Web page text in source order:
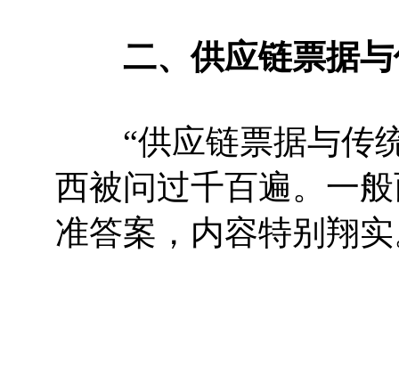
二、供应链票据与
“供应链票据与传统
西被问过千百遍。一
准答案，内容特别翔